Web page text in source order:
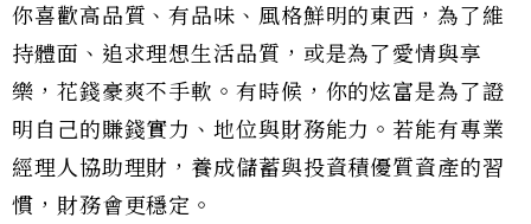
你喜歡高品質、有品味、風格鮮明的東西，為了維
持體面、追求理想生活品質，或是為了愛情與享
樂，花錢豪爽不手軟。有時候，你的炫富是為了證
明自己的賺錢實力、地位與財務能力。若能有專業
經理人協助理財，養成儲蓄與投資積優質資產的習
慣，財務會更穩定。